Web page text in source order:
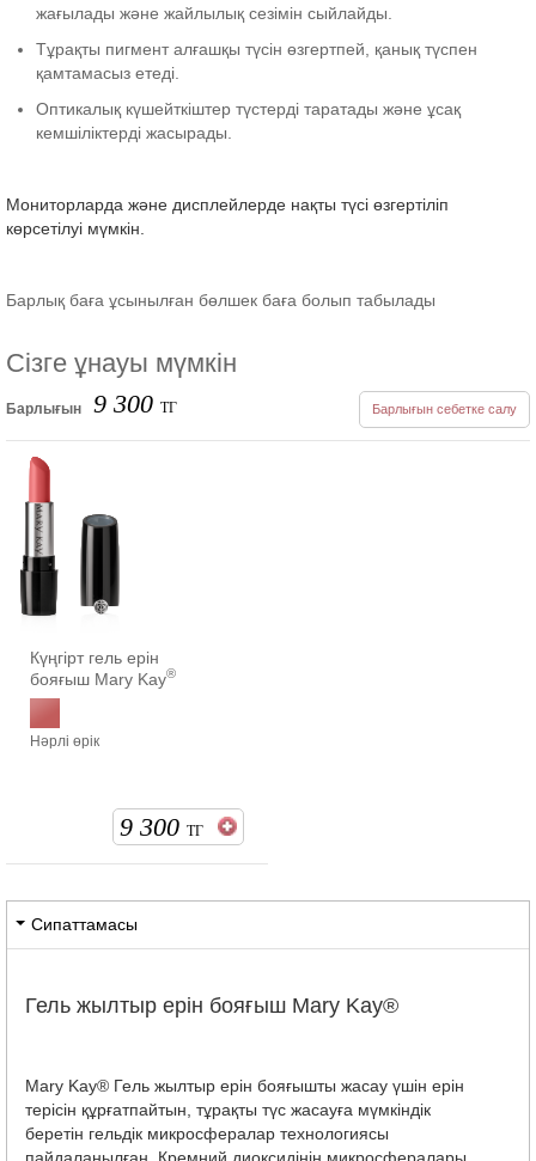
жағылады және жайлылық сезімін сыйлайды.
Тұрақты пигмент алғашқы түсін өзгертпей, қанық түспен
қамтамасыз етеді.
Оптикалық күшейткіштер түстерді таратады және ұсақ
кемшіліктерді жасырады.
Мониторларда және дисплейлерде нақты түсі өзгертіліп
көрсетілуі мүмкін.
Барлық баға ұсынылған бөлшек баға болып табылады
Сізге ұнауы мүмкін
Барлығын 9 300 ТГ Барлығын себетке салу
Күңгірт гель ерін
бояғыш Mary Kay®
Нәрлі өрік
9 300 ТГ
Сипаттамасы
Гель жылтыр ерін бояғыш Mary Kay®
Mary Kay® Гель жылтыр ерін бояғышты жасау үшін ерін
терісін құрғатпайтын, тұрақты түс жасауға мүмкіндік
беретін гельдік микросфералар технологиясы
пайдаланылған. Кремний диоксидінің микросфералары